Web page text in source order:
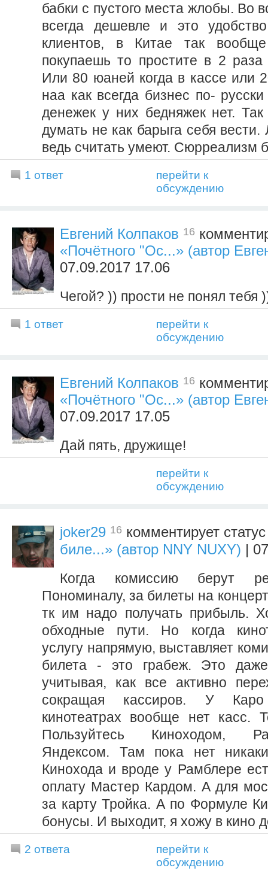
бабки с пустого места жлобы. Во
всегда дешевле и это
клиентов, в Китае так
покупаешь то простите в 2
Или 80 юаней когда в кассе или
наа как всегда бизнес по-
денежек у них бедняжек нет.
думать не как барыга себя
ведь считать умеют. Сюрреализм
1 ответ
перейти к
обсуждению
Евгений Колпаков 16
«Почётного "Ос...» (автор
07.09.2017 17.06
Чегой? )) прости не понял тебя
1 ответ
перейти к
обсуждению
Евгений Колпаков 16
«Почётного "Ос...» (автор
07.09.2017 17.05
Дай пять, дружище!
перейти к
обсуждению
joker29 16 комментирует
биле...» (автор NNY NUXY) |
Когда комиссию берут
Пономиналу, за билеты на
тк им надо получать прибыль.
обходные пути. Но когда
услугу напрямую, выставляет
билета - это грабеж. Это
учитывая, как все активно
сокращая кассиров. У
кинотеатрах вообще нет касс.
Пользуйтесь Киноходом,
Яндексом. Там пока нет
Кинохода и вроде у Рамблере
оплату Мастер Кардом. А для
за карту Тройка. А по Формуле
бонусы. И выходит, я хожу в кино
2 ответа
перейти к
обсуждению